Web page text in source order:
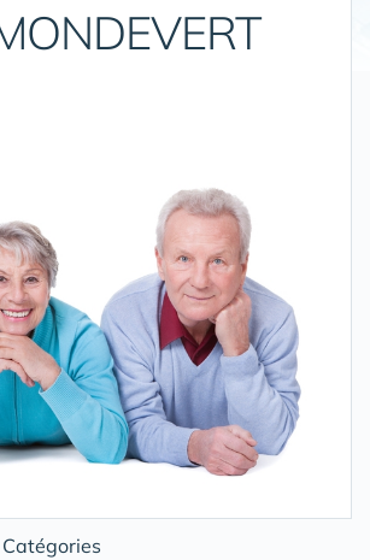
Catégories